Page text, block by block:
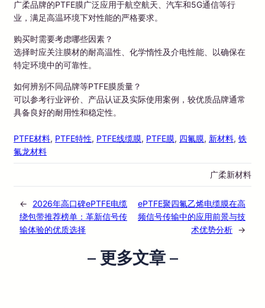
广柔品牌的PTFE膜广泛应用于航空航天、汽车和5G通信等行
业，满足高温环境下对性能的严格要求。
购买时需要考虑哪些因素？
选择时应关注膜材的耐高温性、化学惰性及介电性能、以确保在
特定环境中的可靠性。
如何辨别不同品牌等PTFE膜质量？
可以参考行业评价、产品认证及实际使用案例，较优质品牌通常
具备良好的耐用性和稳定性。
PTFE材料, PTFE特性, PTFE线缆膜, PTFE膜, 四氟膜, 新材料, 铁
氟龙材料
广柔新材料
←
2026年高口碑ePTFE电缆
绕包带推荐榜单：革新信号传
输体验的优质选择
ePTFE聚四氟乙烯电缆膜在高
频信号传输中的应用前景与技
术优势分析 →
– 更多文章 –